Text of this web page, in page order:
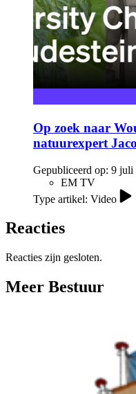
Op zoek naar
natuurexpert
Gepubliceerd op: 9 juli
EM TV
Type artikel: Video
Reacties
Reacties zijn gesloten.
Meer Bestuur